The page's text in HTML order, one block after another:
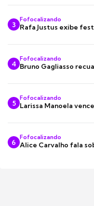
3
Fofocalizando
Rafa Justus exibe
4
Fofocalizando
Bruno Gagliasso
5
Fofocalizando
Larissa Manoela
6
Fofocalizando
Alice Carvalho fala